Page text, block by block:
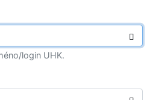
login UHK.